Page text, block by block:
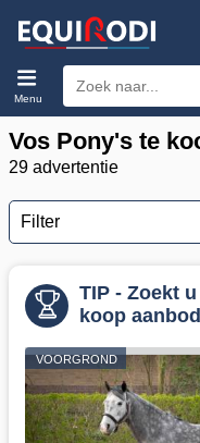
Menu
Vos Pony's te
29 advertentie
Filter
TIP - Zoekt
koop
VOORGROND